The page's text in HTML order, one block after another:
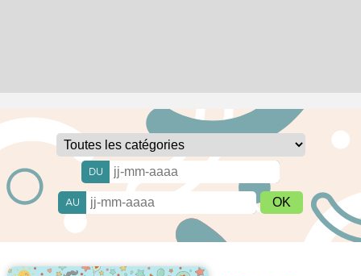
DU
AU